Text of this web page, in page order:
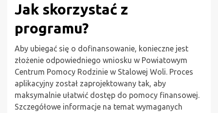
Jak skorzystać z
programu?
Aby ubiegać się o dofinansowanie, konieczne jest
złożenie odpowiedniego wniosku w Powiatowym
Centrum Pomocy Rodzinie w Stalowej Woli. Proces
aplikacyjny został zaprojektowany tak, aby
maksymalnie ułatwić dostęp do pomocy finansowej.
Szczegółowe informacje na temat wymaganych